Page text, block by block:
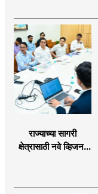
काय सांगतो?
राज्याच्या सागरी
क्षेत्रासाठी नवे व्हिजन;
प्रस्ताव